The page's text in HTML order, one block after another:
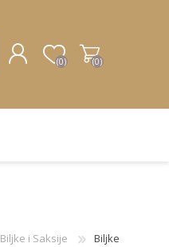
(0) (0)
Biljke i Saksije Biljke